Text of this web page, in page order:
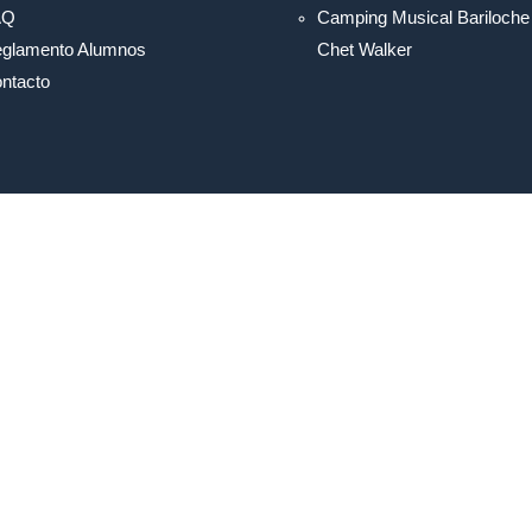
Alumnos
Camping Musical Bariloche
Chet Walker